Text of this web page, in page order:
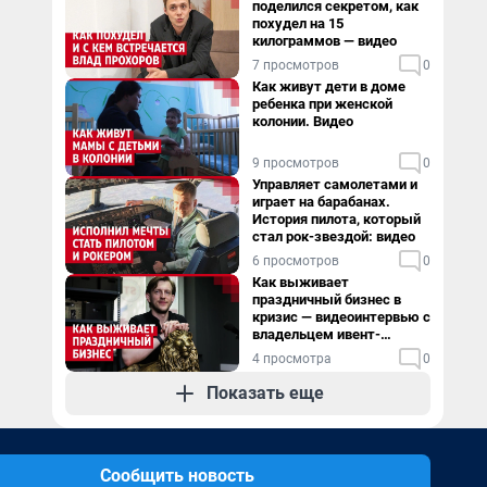
поделился секретом, как
похудел на 15
килограммов — видео
7 просмотров 0
Как живут дети в доме
ребенка при женской
колонии. Видео
9 просмотров 0
Управляет самолетами и
играет на барабанах.
История пилота, который
стал рок-звездой: видео
6 просмотров 0
Как выживает
праздничный бизнес в
кризис — видеоинтервью с
владельцем ивент-
агентства
4 просмотра 0
Показать еще
Сообщить новость